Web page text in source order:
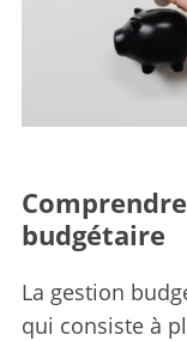
budgétaire
La gestion
qui consiste à